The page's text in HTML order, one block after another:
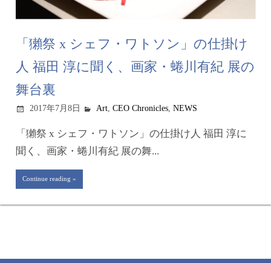
「獺祭 x シェフ・ワトソン」の仕掛け
人 福田 淳に聞く、画家・蜷川有紀 展の
舞台裏
2017年7月8日 Art, CEO Chronicles, NEWS
「獺祭 x シェフ・ワトソン」の仕掛け人 福田 淳に
聞く、画家・蜷川有紀 展の舞...
Continue reading